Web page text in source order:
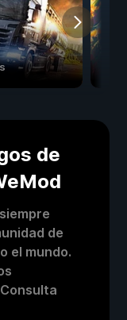
de
de
el mundo.